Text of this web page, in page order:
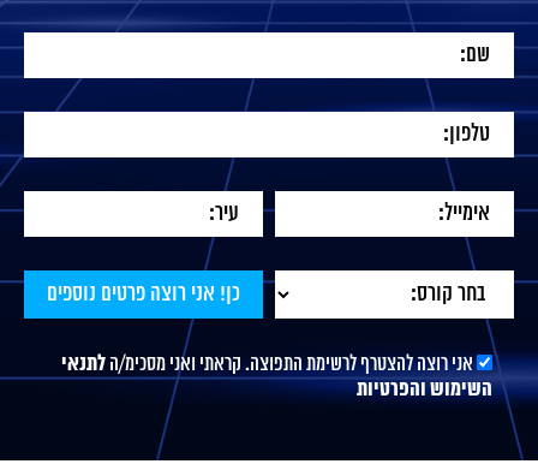
אני רוצה להצטרף לרשימת התפוצה. קראתי ואני מסכימ/ה לתנאי
השימוש והפרטיות